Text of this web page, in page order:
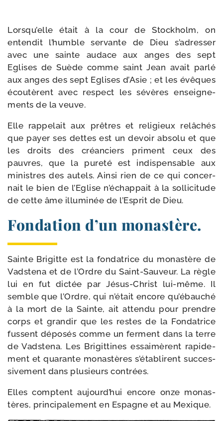
Lorsqu’elle était à la cour de Stockholm, on
enten­dit l’humble ser­vante de Dieu s’adresser
avec une sainte audace aux anges des sept
Eglises de Suède comme saint Jean avait par­lé
aux anges des sept Eglises d’Asie ; et les évêques
écou­tèrent avec res­pect les sévères ensei­gne­
ments de la veuve.
Elle rap­pe­lait aux prêtres et reli­gieux relâ­chés
que payer ses dettes est un devoir abso­lu et que
les droits des créan­ciers priment ceux des
pauvres, que la pure­té est indis­pen­sable aux
ministres des autels. Ainsi rien de ce qui concer­
nait le bien de l’Eglise n’échappait à la sol­li­ci­tude
de cette âme illu­mi­née de l’Esprit de Dieu.
Fondation d’un monastère.
Sainte Brigitte est la fon­da­trice du monas­tère de
Vadstena et de l’Ordre du Saint-​Sauveur. La règle
lui en fut dic­tée par Jésus-​Christ lui-​même. Il
semble que l’Ordre, qui n’était encore qu’ébauché
à la mort de la Sainte, ait atten­du pour prendre
corps et gran­dir que les restes de la Fondatrice
fussent dépo­sés comme un ferment dans la terre
de Vadstena. Les Brigittines essai­mèrent rapi­de­
ment et qua­rante monas­tères s’établirent suc­ces­
si­ve­ment dans plu­sieurs contrées.
Elles comptent aujourd’hui encore onze monas­
tères, principale­ment en Espagne et au Mexique.